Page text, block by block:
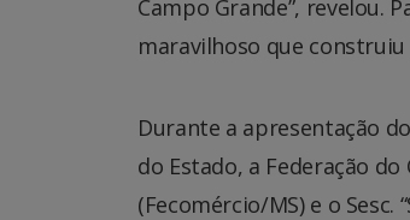
Campo Grande”, revelou.
maravilhoso que construiu
Durante a apresentação
do Estado, a Federação
(Fecomércio/MS) e o